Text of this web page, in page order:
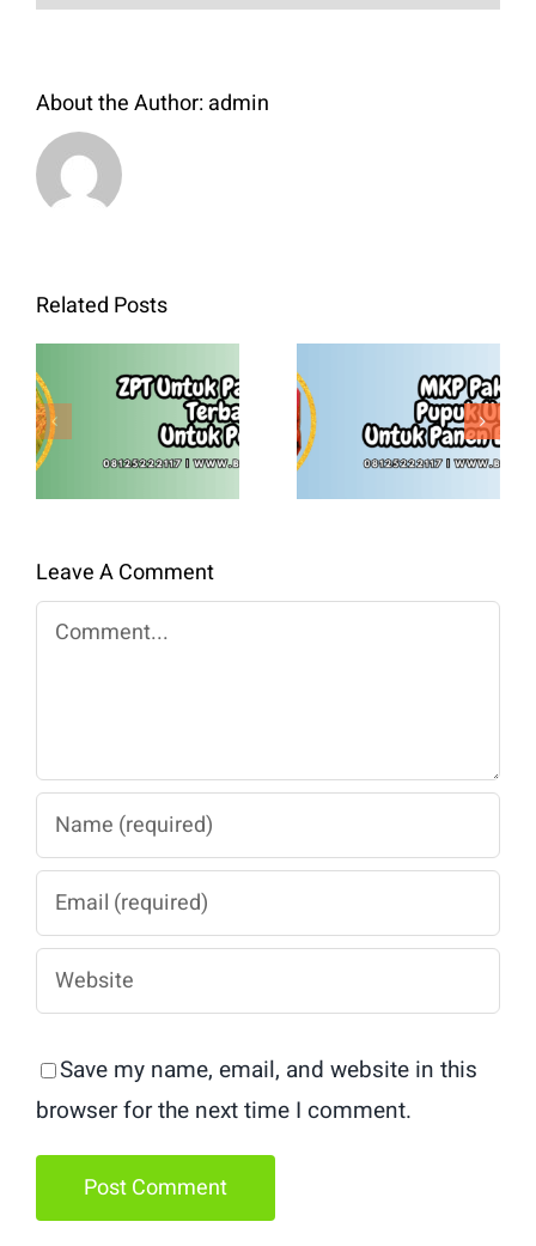
About the Author:admin
Related Posts
ZPT Untuk
Padi Kerdil
Terbaik
Untuk Petani
MKP Pak
Tani Pupuk
Unggul
Untuk Panen
Berkualitas
Leave A Comment
Comment
Save my name, email, and website in this
browser for the next time I comment.